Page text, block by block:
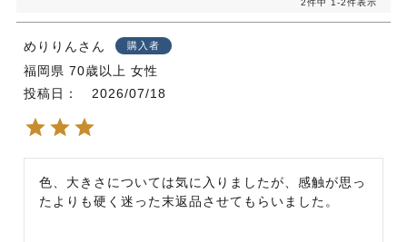
2件中 1-2件表示
めりりん 購入者
福岡県 70歳以上 女性
投稿日
2026/07/18
色、大きさについては気に入りましたが、感触が思っ
たよりも硬く迷った末返品させてもらいました。